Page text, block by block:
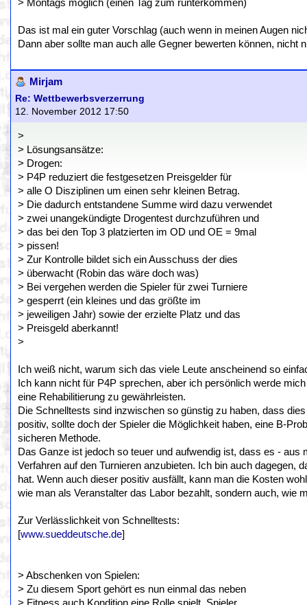
> Montags möglich (einen Tag zum runterkommen)
Das ist mal ein guter Vorschlag (auch wenn in meinen Augen
Dann aber sollte man auch alle Gegner bewerten können, nicht
Mirjam
Re: Wettbewerbsverzerrung
12. November 2012 17:50
>
> Lösungsansätze:
> Drogen:
> P4P reduziert die festgesetzen Preisgelder für
> alle O Disziplinen um einen sehr kleinen Betrag.
> Die dadurch entstandene Summe wird dazu verwendet
> zwei unangekündigte Drogentest durchzuführen und
> das bei den Top 3 platzierten im OD und OE = 9mal
> pissen!
> Zur Kontrolle bildet sich ein Ausschuss der dies
> überwacht (Robin das wäre doch was)
> Bei vergehen werden die Spieler für zwei Turniere
> gesperrt (ein kleines und das größte im
> jeweiligen Jahr) sowie der erzielte Platz und das
> Preisgeld aberkannt!
>
Ich weiß nicht, warum sich das viele Leute anscheinend so
Ich kann nicht für P4P sprechen, aber ich persönlich werde
eine Rehabilitierung zu gewährleisten.
Die Schnelltests sind inzwischen so günstig zu haben, dass
positiv, sollte doch der Spieler die Möglichkeit haben, eine B-
sicheren Methode.
Das Ganze ist jedoch so teuer und aufwendig ist, dass es -
Verfahren auf den Turnieren anzubieten. Ich bin auch dagegen,
hat. Wenn auch dieser positiv ausfällt, kann man die Kosten
wie man als Veranstalter das Labor bezahlt, sondern auch, wie
Zur Verlässlichkeit von Schnelltests:
[www.sueddeutsche.de]
> Abschenken von Spielen:
> Zu diesem Sport gehört es nun einmal das neben